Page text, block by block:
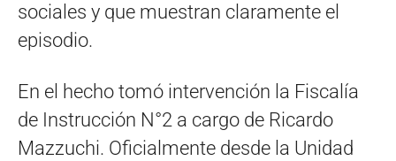
sociales y que muestran claramente el
episodio.
En el hecho tomó intervención la Fiscalía
de Instrucción N°2 a cargo de Ricardo
Mazzuchi. Oficialmente desde la Unidad